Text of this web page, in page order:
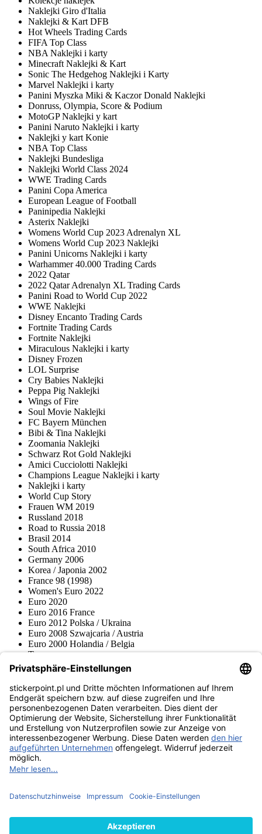
Naklejki Giro d'Italia
Naklejki & Kart DFB
Hot Wheels Trading Cards
FIFA Top Class
NBA Naklejki i karty
Minecraft Naklejki & Kart
Sonic The Hedgehog Naklejki i Karty
Marvel Naklejki i karty
Panini Myszka Miki & Kaczor Donald Naklejki
Donruss, Olympia, Score & Podium
MotoGP Naklejki y kart
Panini Naruto Naklejki i karty
Naklejki y kart Konie
NBA Top Class
Naklejki Bundesliga
Naklejki World Class 2024
WWE Trading Cards
Panini Copa America
European League of Football
Paninipedia Naklejki
Asterix Naklejki
Womens World Cup 2023 Adrenalyn XL
Womens World Cup 2023 Naklejki
Panini Unicorns Naklejki i karty
Warhammer 40.000 Trading Cards
2022 Qatar
2022 Qatar Adrenalyn XL Trading Cards
Panini Road to World Cup 2022
WWE Naklejki
Disney Encanto Trading Cards
Fortnite Trading Cards
Fortnite Naklejki
Miraculous Naklejki i karty
Disney Frozen
LOL Surprise
Cry Babies Naklejki
Peppa Pig Naklejki
Wings of Fire
Soul Movie Naklejki
FC Bayern München
Bibi & Tina Naklejki
Zoomania Naklejki
Schwarz Rot Gold Naklejki
Amici Cucciolotti Naklejki
Champions League Naklejki i karty
Naklejki i karty
World Cup Story
Frauen WM 2019
Russland 2018
Road to Russia 2018
Brasil 2014
South Africa 2010
Germany 2006
Korea / Japonia 2002
France 98 (1998)
Women's Euro 2022
Euro 2020
Euro 2016 France
Euro 2012 Polska / Ukraina
Euro 2008 Szwajcaria / Austria
Euro 2000 Holandia / Belgia
Topps
Blue Ocean
Pokémon
Różne serie
Akcesoria
Merchandise
Muzeum produktów
stickerpoint.pl
NadrukOchrona danychAGB Zasady anulowania rezerwacji i wzór
formularza anulowania rezerwacji
umowy Dostępność cyfrowa sklepu
Wysyłka i dostawaInformacje na temat prawa dotyczącego
Metody płatności